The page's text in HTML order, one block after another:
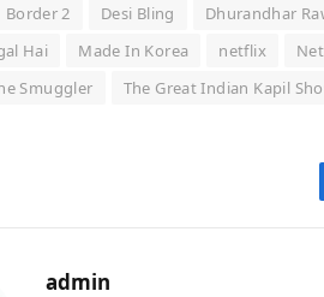
Border 2 Desi Bling Dhurandhar
Hai
Made In Korea netflix
Smuggler
The Great Indian Kapil
admin